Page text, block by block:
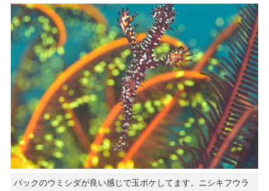
バックのウミシダが良い感じで玉ボケしてます。ニシキフウラ